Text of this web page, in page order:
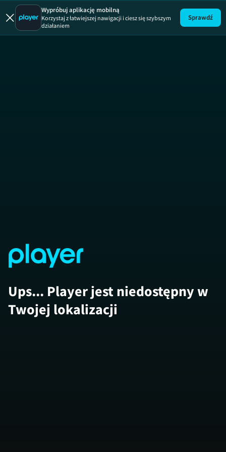
Wypróbuj aplikację mobilną
Korzystaj z łatwiejszej nawigacji i ciesz się szybszym
działaniem
Sprawdź
Ups... Player jest niedostępny w
Twojej lokalizacji